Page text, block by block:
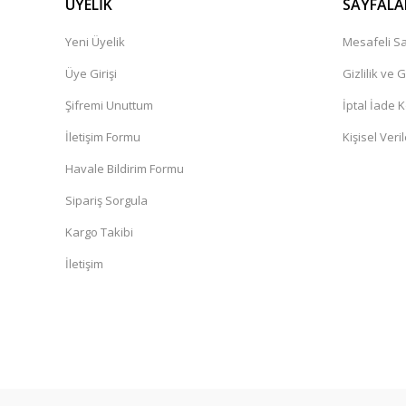
ÜYELİK
Yeni Üyelik
Üye Girişi
Şifremi Unuttum
İletişim Formu
Havale Bildirim Formu
Sipariş Sorgula
Kargo Takibi
İletişim
Mesafeli
Gizlilik ve
İptal İade
Kişisel